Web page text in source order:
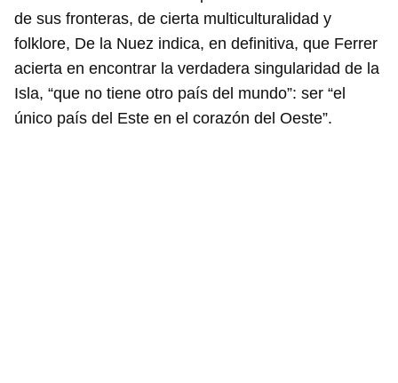
de sus fronteras, de cierta multiculturalidad y
folklore, De la Nuez indica, en definitiva, que Ferrer
acierta en encontrar la verdadera singularidad de la
Isla, “que no tiene otro país del mundo”: ser “el
único país del Este en el corazón del Oeste”.